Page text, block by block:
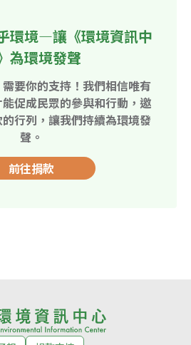
環境—讓《環境資訊中
為環境發聲
需要你的支持！我們相信唯有
促成民眾的參與和行動，邀
行列，讓我們持續為環境發
聲。
前往捐款